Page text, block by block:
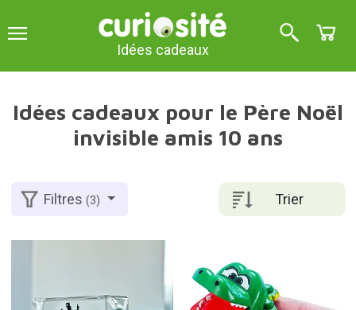
Idées cadeaux
Idées cadeaux pour le Père Noël
invisible amis 10 ans
Trier
Filtres(3)